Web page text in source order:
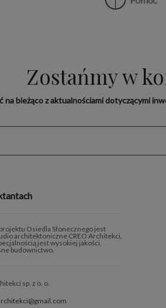
Zostańmy w
na bieżąco z aktualnościami dotyczącymi
Osiedla Słonecznego jest
architektoniczne CREO Architekci,
jest wysokiej jakości,
budownictwo.
sp. z o. o.